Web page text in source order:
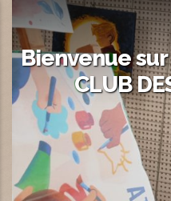
Bienvenue
CLUB